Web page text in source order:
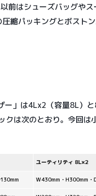
前はシューズバッグやス
縮パッキングとボスト
ー」は4Lx2（容量8L）
クは次のとおり。今回は
ユーティリティ 8L×2
W430mm・H300mm・